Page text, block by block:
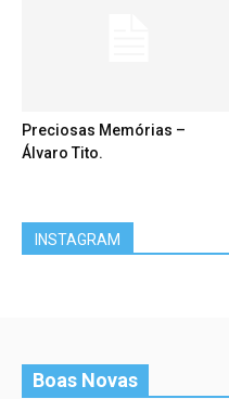
Preciosas Memórias –
Álvaro Tito.
INSTAGRAM
Boas Novas